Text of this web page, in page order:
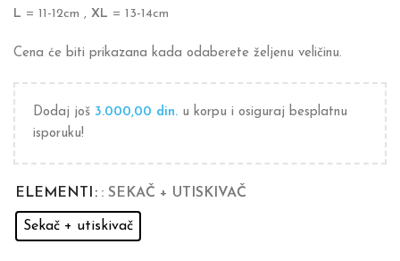
L = 11-12cm , XL = 13-14cm
Cena će biti prikazana kada odaberete željenu veličinu.
Dodaj još 3.000,00 din. u korpu i osiguraj besplatnu
isporuku!
ELEMENTI : SEKAČ + UTISKIVAČ
Sekač + utiskivač